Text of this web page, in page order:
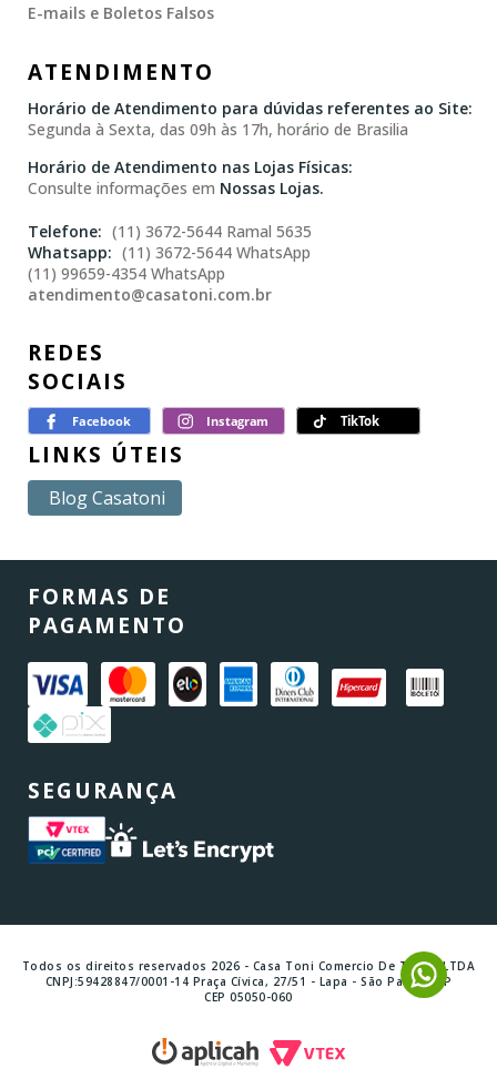
E-mails e Boletos Falsos
ATENDIMENTO
Horário de Atendimento para dúvidas referentes ao Site:
Segunda à Sexta, das 09h às 17h, horário de Brasilia
Horário de Atendimento nas Lojas Físicas:
Consulte informações em Nossas Lojas.
(11) 3672-5644 Ramal 5635
(11) 3672-5644 WhatsApp
(11) 99659-4354 WhatsApp
atendimento@casatoni.com.br
REDES
SOCIAIS
LINKS ÚTEIS
Blog Casatoni
FORMAS DE
PAGAMENTO
SEGURANÇA
Todos os direitos reservados 2026 - Casa Toni Comercio De Tintas LTDA
CNPJ:59428847/0001-14 Praça Cívica, 27/51 - Lapa - São Paulo - SP
CEP 05050-060